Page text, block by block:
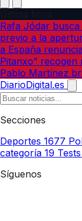
Rafa Jódar
previo a la
a España
Pitanxo” recogen
Pablo Martínez
DiarioDigital.es
Secciones
Deportes 1677
categoría 19 Tests
Síguenos